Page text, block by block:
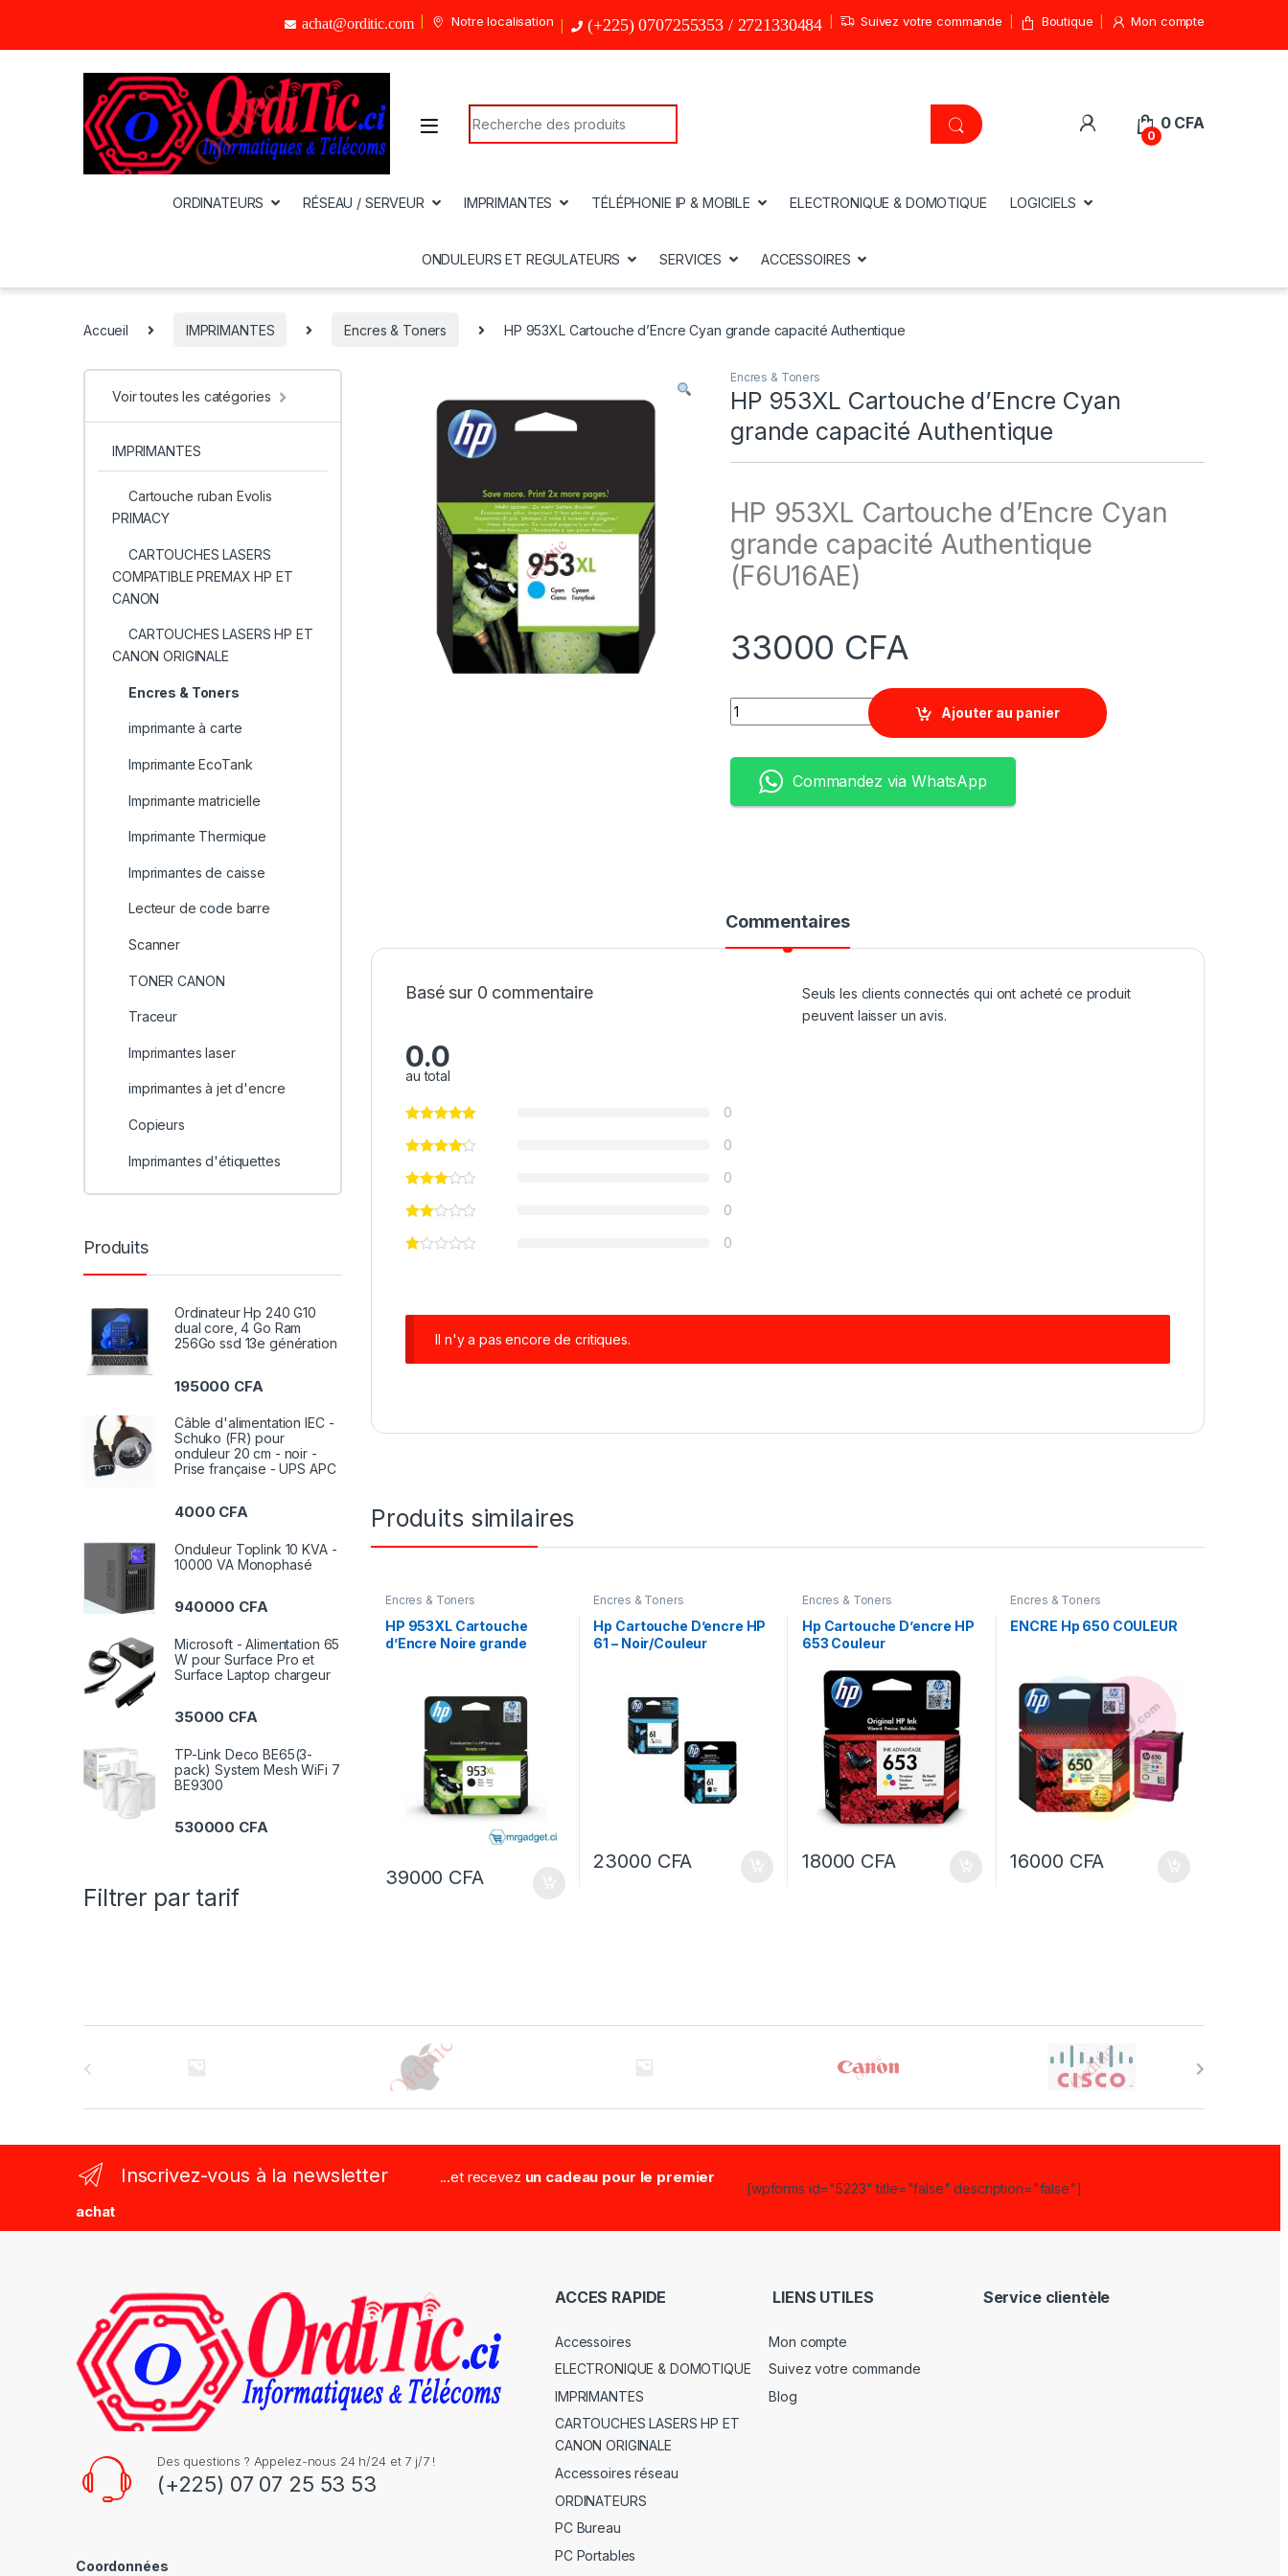
achat@orditic.com Notre localisation (+225) 0707255353 / 2721330484 Suivez votre commande Boutique Mon compte
Search for:
0
0 CFA
ORDINATEURS RÉSEAU / SERVEUR IMPRIMANTES TÉLÉPHONIE IP & MOBILE ELECTRONIQUE & DOMOTIQUE LOGICIELS
ONDULEURS ET REGULATEURS SERVICES ACCESSOIRES
Accueil IMPRIMANTES Encres & Toners HP 953XL Cartouche d’Encre Cyan grande capacité Authentique
Encres & Toners
HP 953XL Cartouche d’Encre Cyan
grande capacité Authentique
HP 953XL Cartouche d’Encre Cyan
grande capacité Authentique
(F6U16AE)
33000 CFA
Quantity
Ajouter au panier
Commandez via WhatsApp
Commentaires
Basé sur 0 commentaire
0.0
au total
0
0
0
0
0
Seuls les clients connectés qui ont acheté ce produit
peuvent laisser un avis.
Il n'y a pas encore de critiques.
Produits similaires
Encres & Toners
HP 953XL Cartouche
d’Encre Noire grande
39000 CFA
Encres & Toners
Hp Cartouche D’encre HP
61 – Noir/Couleur
23000 CFA
Encres & Toners
Hp Cartouche D’encre HP
653 Couleur
18000 CFA
Encres & Toners
ENCRE Hp 650 COULEUR
16000 CFA
Voir toutes les catégories
IMPRIMANTES
Cartouche ruban Evolis
PRIMACY
CARTOUCHES LASERS
COMPATIBLE PREMAX HP ET
CANON
CARTOUCHES LASERS HP ET
CANON ORIGINALE
Encres & Toners
imprimante à carte
Imprimante EcoTank
Imprimante matricielle
Imprimante Thermique
Imprimantes de caisse
Lecteur de code barre
Scanner
TONER CANON
Traceur
Imprimantes laser
imprimantes à jet d'encre
Copieurs
Imprimantes d'étiquettes
Produits
Ordinateur Hp 240 G10
dual core, 4 Go Ram
256Go ssd 13e génération
195000 CFA
Câble d'alimentation IEC -
Schuko (FR) pour
onduleur 20 cm - noir -
Prise française - UPS APC
4000 CFA
Onduleur Toplink 10 KVA -
10000 VA Monophasé
940000 CFA
Microsoft - Alimentation 65
W pour Surface Pro et
Surface Laptop chargeur
35000 CFA
TP-Link Deco BE65(3-
pack) System Mesh WiFi 7
BE9300
530000 CFA
Filtrer par tarif
s
Inscrivez-vous à la newsletter ...et recevez un cadeau pour le premier
achat
[wpforms id="5223" title="false" description="false"]
Des questions ? Appelez-nous 24 h/24 et 7 j/7 !
(+225) 07 07 25 53 53
Coordonnées
ACCES RAPIDE
Accessoires
ELECTRONIQUE & DOMOTIQUE
IMPRIMANTES
CARTOUCHES LASERS HP ET
CANON ORIGINALE
Accessoires réseau
ORDINATEURS
PC Bureau
PC Portables
LIENS UTILES
Mon compte
Suivez votre commande
Blog
Service clientèle